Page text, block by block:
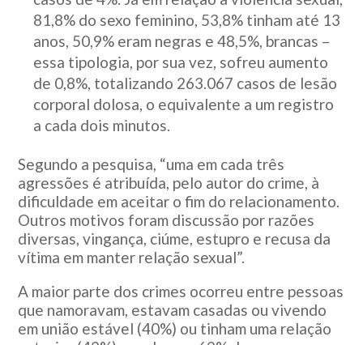
81,8% do sexo feminino, 53,8% tinham até 13
anos, 50,9% eram negras e 48,5%, brancas –
essa tipologia, por sua vez, sofreu aumento
de 0,8%, totalizando 263.067 casos de lesão
corporal dolosa, o equivalente a um registro
a cada dois minutos.
Segundo a pesquisa, “uma em cada três
agressões é atribuída, pelo autor do crime, à
dificuldade em aceitar o fim do relacionamento.
Outros motivos foram discussão por razões
diversas, vingança, ciúme, estupro e recusa da
vítima em manter relação sexual”.
A maior parte dos crimes ocorreu entre pessoas
que namoravam, estavam casadas ou vivendo
em união estável (40%) ou tinham uma relação